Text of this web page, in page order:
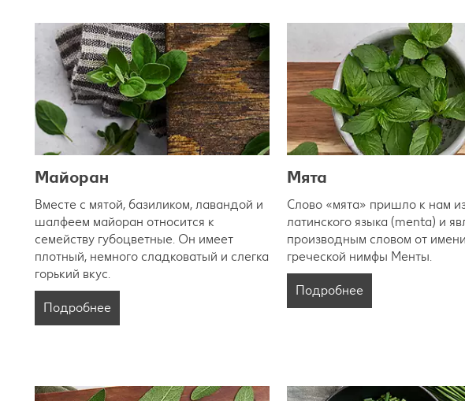
Майоран
Вместе с мятой, базиликом, лавандой и
шалфеем майоран относится к
семейству губоцветные. Он имеет
плотный, немного сладковатый и слегка
горький вкус.
Подробнее
Мята
Слово «мята» пришло к нам
латинского языка (menta) и
производным словом от имени
греческой нимфы Менты.
Подробнее